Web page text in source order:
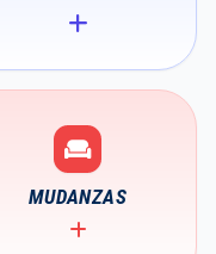
MUDANZAS